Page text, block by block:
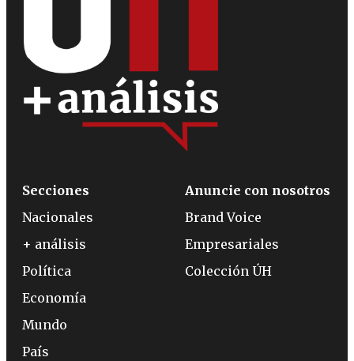
Secciones
Nacionales
+ análisis
Política
Economía
Mundo
País
Anuncie con nosotros
Brand Voice
Empresariales
Colección ÚH